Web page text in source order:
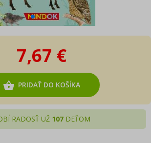
7,67 €
PRIDAŤ DO KOŠÍKA
RADOSŤ UŽ 107DEŤOM